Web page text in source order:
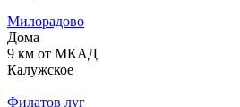
Милорадово
Дома
9 км от МКАД
Калужское
Филатов луг